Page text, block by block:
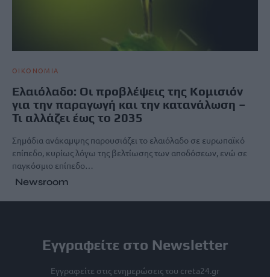
ΟΙΚΟΝΟΜΙΑ
Ελαιόλαδο: Οι προβλέψεις της Κομισιόν
για την παραγωγή και την κατανάλωση –
Τι αλλάζει έως το 2035
Σημάδια ανάκαμψης παρουσιάζει το ελαιόλαδο σε ευρωπαϊκό
επίπεδο, κυρίως λόγω της βελτίωσης των αποδόσεων, ενώ σε
παγκόσμιο επίπεδο…
Newsroom
Εγγραφείτε στο Newsletter
Εγγραφείτε στις ενημερώσεις του creta24.gr